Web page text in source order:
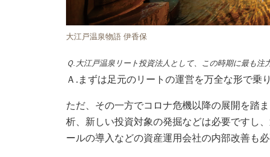
大江戸温泉物語 伊香保
Ｑ.大江戸温泉リート投資法人として、この時期に最も
Ａ.まずは足元のリートの運営を万全な形で乗
ただ、その一方でコロナ危機以降の展開を踏
析、新しい投資対象の発掘などは必要ですし
ールの導入などの資産運用会社の内部改善も必